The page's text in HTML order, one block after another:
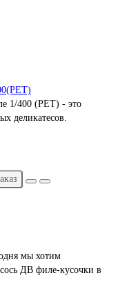
1/400 (PET) - это
деликатесов.
мы хотим
ДВ филе-кусочки в